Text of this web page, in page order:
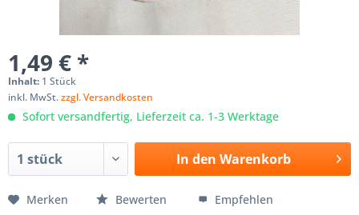
1,49 € *
Inhalt: 1 Stück
inkl. MwSt.zzgl. Versandkosten
Sofort versandfertig, Lieferzeit ca. 1-3 Werktage
In den Warenkorb
Merken Bewerten Empfehlen